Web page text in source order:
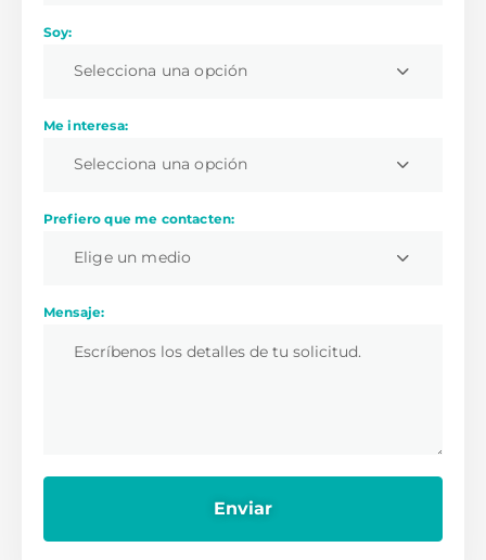
Soy:
Selecciona una opción
Me interesa:
Selecciona una opción
Prefiero que me contacten:
Elige un medio
Mensaje: